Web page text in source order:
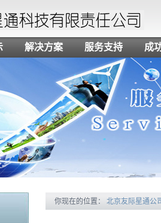
解决方案 服务支持 成
你现在的位置： 北京友际星通公